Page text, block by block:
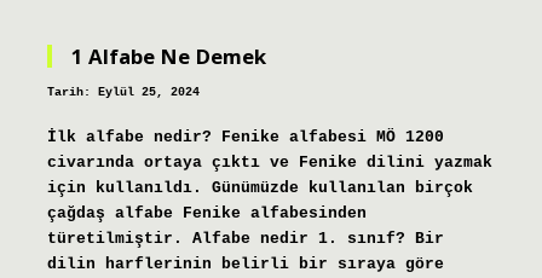
1 Alfabe Ne Demek
Tarih: Eylül 25, 2024
İlk alfabe nedir? Fenike alfabesi MÖ 1200
civarında ortaya çıktı ve Fenike dilini yazmak
için kullanıldı. Günümüzde kullanılan birçok
çağdaş alfabe Fenike alfabesinden
türetilmiştir. Alfabe nedir 1. sınıf? Bir
dilin harflerinin belirli bir sıraya göre